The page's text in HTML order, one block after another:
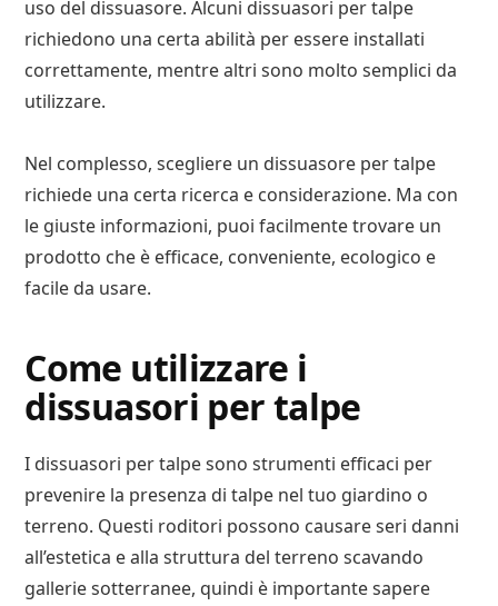
uso del dissuasore. Alcuni dissuasori per talpe
richiedono una certa abilità per essere installati
correttamente, mentre altri sono molto semplici da
utilizzare.
Nel complesso, scegliere un dissuasore per talpe
richiede una certa ricerca e considerazione. Ma con
le giuste informazioni, puoi facilmente trovare un
prodotto che è efficace, conveniente, ecologico e
facile da usare.
Come utilizzare i
dissuasori per talpe
I dissuasori per talpe sono strumenti efficaci per
prevenire la presenza di talpe nel tuo giardino o
terreno. Questi roditori possono causare seri danni
all’estetica e alla struttura del terreno scavando
gallerie sotterranee, quindi è importante sapere